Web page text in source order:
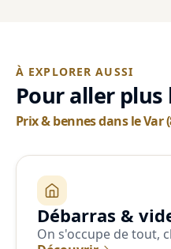
À EXPLORER AUSSI
Pour aller plus
Prix & bennes dans le Var
Débarras &
On s'occupe de tout,